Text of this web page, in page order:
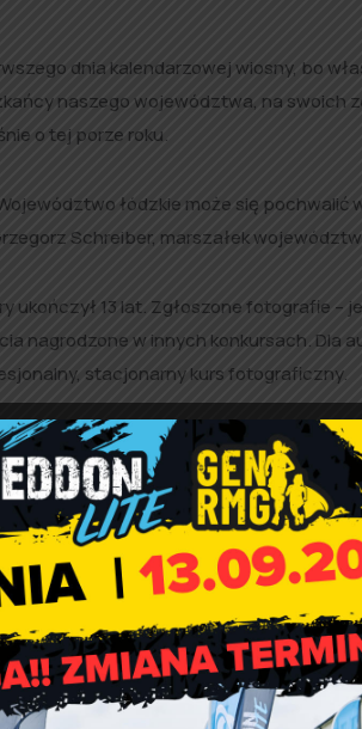
dnia kalendarzowej wiosny, bo
naszego województwa, na swoich
o tej porze roku.
łódzkie może się pochwalić
Schreiber, marszałek
13 lat. Zgłoszone fotografie –
nagrodzone w innych konkursach. Dla
stacjonarny kurs fotograficzny.
w terminie od dnia 21 marca do 21